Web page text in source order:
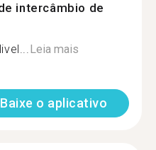
intercâmbio de
Leia mais
Baixe o aplicativo